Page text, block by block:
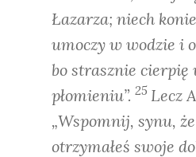
Łazarza; niech
umoczy w wodzie i
bo strasznie cierpię
płomieniu”. 25 Lecz
„Wspomnij, synu,
otrzymałeś swoje